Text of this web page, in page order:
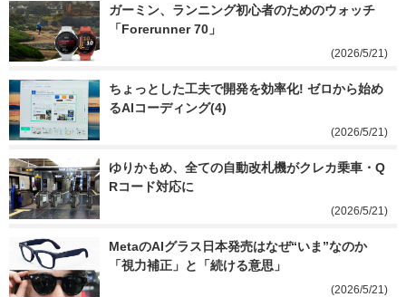
ガーミン、ランニング初心者のためのウォッチ
「Forerunner 70」
(2026/5/21)
ちょっとした工夫で開発を効率化! ゼロから始め
るAIコーディング(4)
(2026/5/21)
ゆりかもめ、全ての自動改札機がクレカ乗車・Q
Rコード対応に
(2026/5/21)
MetaのAIグラス日本発売はなぜ“いま”なのか
「視力補正」と「続ける意思」
(2026/5/21)